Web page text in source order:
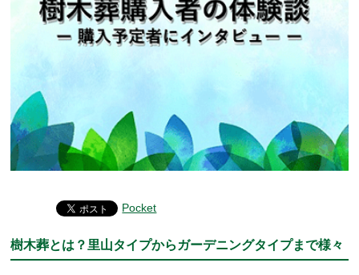
Pocket
樹木葬とは？里山タイプからガーデニングタイプまで様々